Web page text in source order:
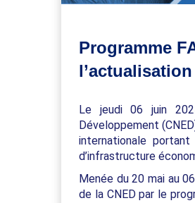
Programme
Le jeudi 06 juin
Développement
internationale
d’infrastructure
Menée du 20 mai au
de la CNED par le